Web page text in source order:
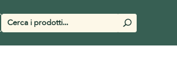
Cerca
prodotti
U